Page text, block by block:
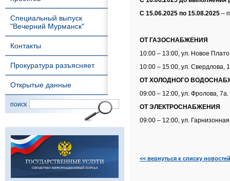
Специальный выпуск
"Вечерний Мурманск"
Контакты
Прокуратура разъясняет
Открытые данные
поиск
С 15.06.2025 по 15.08.2025 –
ОТ ГАЗОСНАБЖЕНИЯ
10:00 – 13:00, ул. Новое
10:00 – 15:00, ул. Свердлова,
ОТ ХОЛОДНОГО
09:00 – 12:00, ул. Фролова, 7а.
ОТ ЭЛЕКТРОСНАБЖЕНИЯ
09:00 – 12:00, ул.
<< вернуться к списку новостей